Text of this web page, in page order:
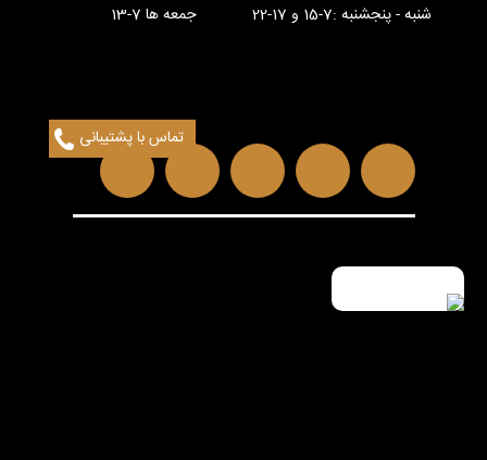
تماس با پشتیبانی
شنبه - پنجشنبه :7-15 و 17-22 جمعه ها 7-13